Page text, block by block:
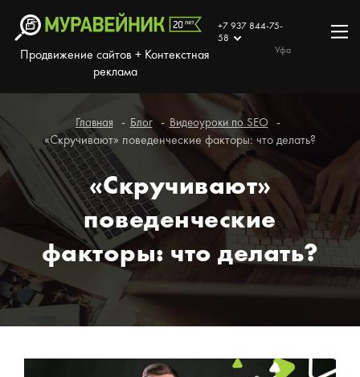
Продвижение сайтов + Контекстная
реклама
+7 937 844-75-
58
Уфа
Главная Блог Видеоуроки по SEO
«Скручивают» поведенческие факторы: что делать?
«Скручивают»
поведенческие
факторы: что делать?